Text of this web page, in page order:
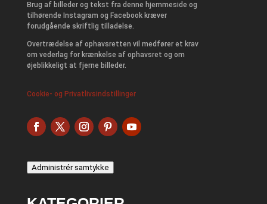
Brug af billeder og tekst fra denne hjemmeside og
tilhørende Instagram og Facebook kræver
forudgående skriftlig tilladelse.
Overtrædelse af ophavsretten vil medfører et krav
om vederlag for krænkelse af ophavsret og om
øjeblikkeligt at fjerne billeder.
Cookie- og Privatlivsindstillinger
Administrér samtykke